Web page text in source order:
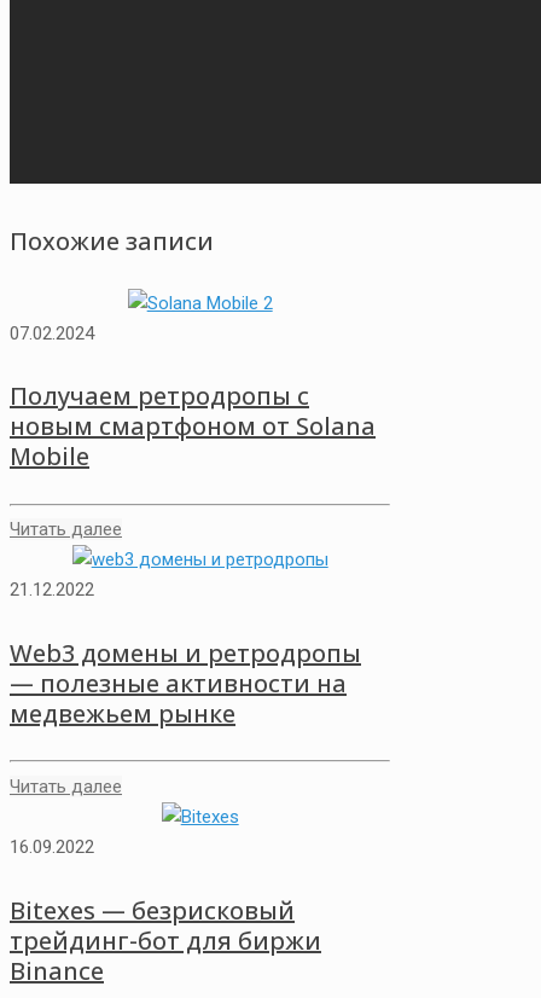
Похожие записи
07.02.2024
Получаем ретродропы с
новым смартфоном от Solana
Mobile
Читать далее
21.12.2022
Web3 домены и ретродропы
— полезные активности на
медвежьем рынке
Читать далее
16.09.2022
Bitexes — безрисковый
трейдинг-бот для биржи
Binance